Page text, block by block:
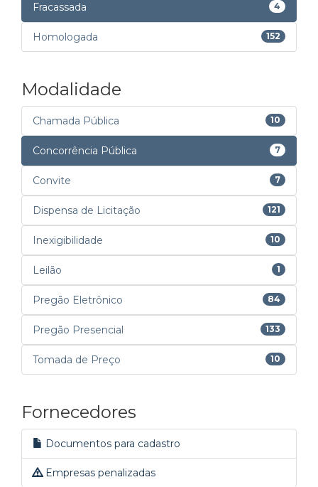
Fracassada 4
Homologada 152
Modalidade
Chamada Pública 10
Concorrência Pública 7
Convite 7
Dispensa de Licitação 121
Inexigibilidade 10
Leilão 1
Pregão Eletrônico 84
Pregão Presencial 133
Tomada de Preço 10
Fornecedores
Documentos para cadastro
Empresas penalizadas